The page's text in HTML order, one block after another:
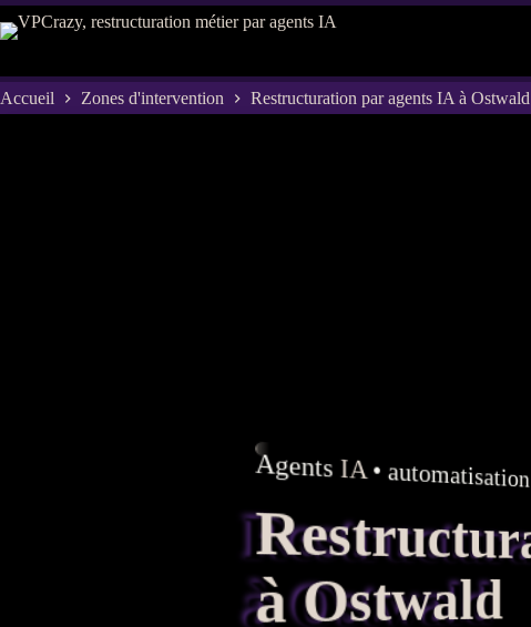
Passer
au
Accueil
Zones d'intervention Restructuration par agents IA à Ostwald
Agents IA• automatisation
à Ostwald